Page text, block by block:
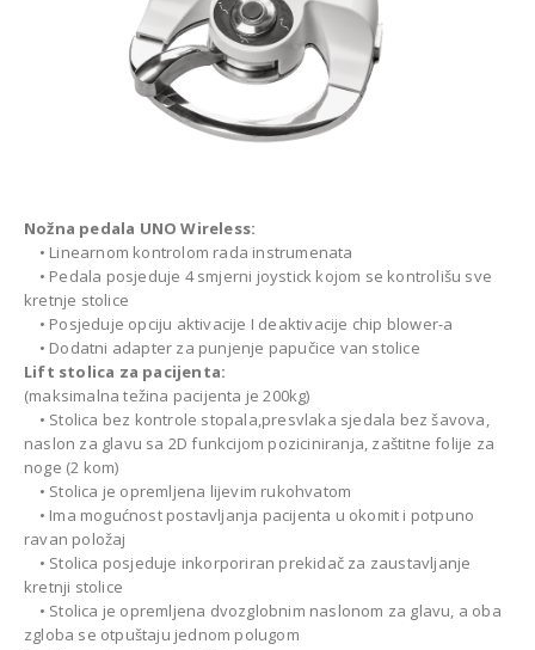
Nožna pedala UNO Wireless:
• Linearnom kontrolom rada instrumenata
• Pedala posjeduje 4 smjerni joystick kojom se kontrolišu sve
kretnje stolice
• Posjeduje opciju aktivacije I deaktivacije chip blower-a
• Dodatni adapter za punjenje papučice van stolice
Lift stolica za pacijenta:
(maksimalna težina pacijenta je 200kg)
• Stolica bez kontrole stopala,presvlaka sjedala bez šavova,
naslon za glavu sa 2D funkcijom poziciniranja, zaštitne folije za
noge (2 kom)
• Stolica je opremljena lijevim rukohvatom
• Ima mogućnost postavljanja pacijenta u okomit i potpuno
ravan položaj
• Stolica posjeduje inkorporiran prekidač za zaustavljanje
kretnji stolice
• Stolica je opremljena dvozglobnim naslonom za glavu, a oba
zgloba se otpuštaju jednom polugom